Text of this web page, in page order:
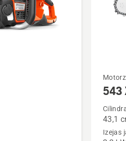
Skatīt
vairāk
par
543
543
43,1
Izejas